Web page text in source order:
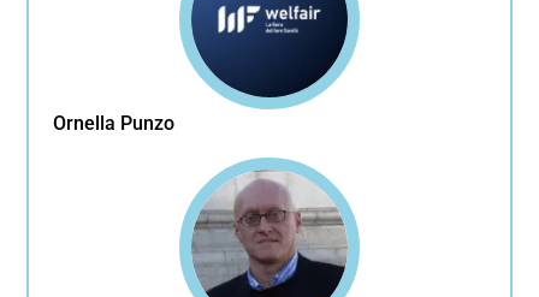
Ornella Punzo